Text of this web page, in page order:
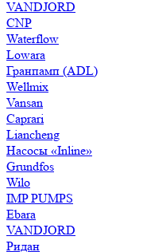
VANDJORD
CNP
Waterflow
Lowara
Гранпамп (ADL)
Wellmix
Vansan
Caprari
Liancheng
Насосы «Inline»
Grundfos
Wilo
IMP PUMPS
Ebara
VANDJORD
Ридан